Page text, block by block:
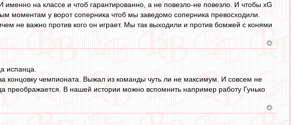
на классе и чтоб гарантированно, а не повезло-не повезло. И чтобы хG
моментам у ворот соперника чтоб мы заведомо соперника превосходили.
не важно против кого он играет. Мы так выходили и против бомжей с конями
испанца.
концовку чемпионата. Выжал из команды чуть ли не максимум. И совсем не
преображается. В нашей истории можно вспомнить например работу Гунько